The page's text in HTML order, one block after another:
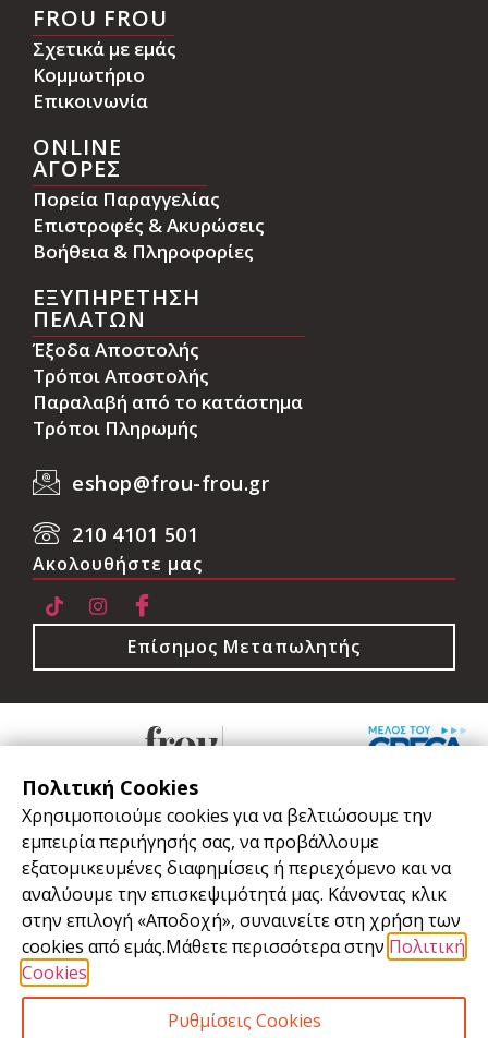
FROU FROU
Σχετικά με εμάς
Κομμωτήριο
Επικοινωνία
ONLINE
ΑΓΟΡΕΣ
Πορεία Παραγγελίας
Επιστροφές & Ακυρώσεις
Βοήθεια & Πληροφορίες
ΕΞΥΠΗΡΕΤΗΣΗ
ΠΕΛΑΤΩΝ
Έξοδα Αποστολής
Τρόποι Αποστολής
Παραλαβή από το κατάστημα
Τρόποι Πληρωμής
eshop@frou-frou.gr
210 4101 501
Ακολουθήστε μας
Επίσημος Μεταπωλητής
Όροι Χρήσης
Πολιτική Cookies
Πολιτική Απορρήτου - GDPR
©2026 Frou-Frou Eshop All rights reserved
Πολιτική Cookies
Χρησιμοποιούμε cookies για να βελτιώσουμε την
εμπειρία περιήγησής σας, να προβάλλουμε
εξατομικευμένες διαφημίσεις ή περιεχόμενο και να
αναλύουμε την επισκεψιμότητά μας. Κάνοντας κλικ
στην επιλογή «Αποδοχή», συναινείτε στη χρήση των
cookies από εμάς.Μάθετε περισσότερα στην Πολιτική
Cookies
Ρυθμίσεις Cookies